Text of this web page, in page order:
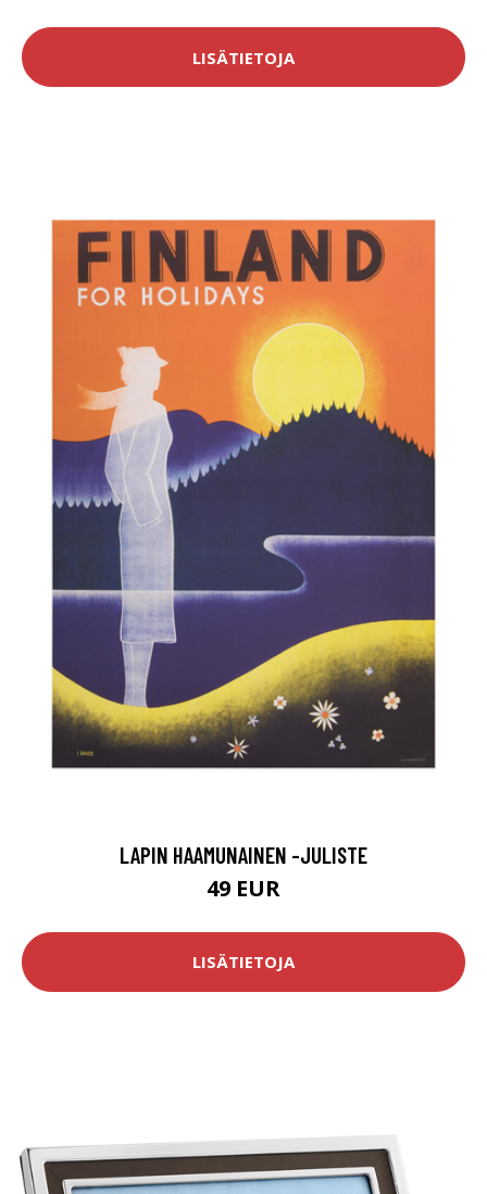
LISÄTIETOJA
LAPIN HAAMUNAINEN -JULISTE
49 EUR
LISÄTIETOJA